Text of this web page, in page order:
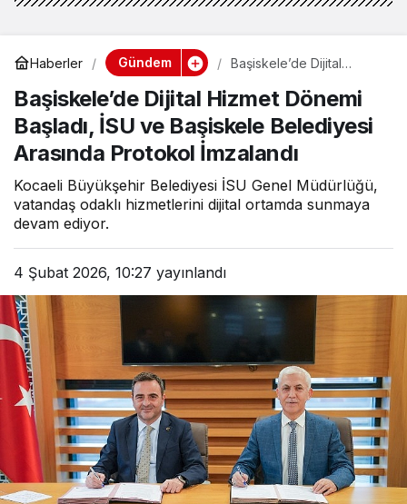
Haberler Gündem
Başiskele’de Dijital
İSU ve Başiskele
Belediyesi Arasında
Protokol İmzalandı
Başiskele’de Dijital Hizmet Dönemi
Başladı, İSU ve Başiskele Belediyesi
Arasında Protokol İmzalandı
Kocaeli Büyükşehir Belediyesi İSU Genel Müdürlüğü,
vatandaş odaklı hizmetlerini dijital ortamda sunmaya
devam ediyor.
4 Şubat 2026, 10:27 yayınlandı